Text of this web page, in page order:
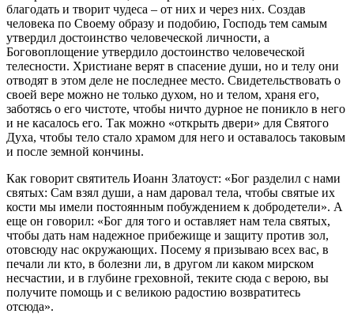
благодать и творит чудеса – от них и через них. Создав
человека по Своему образу и подобию, Господь тем самым
утвердил достоинство человеческой личности, а
Боговоплощение утвердило достоинство человеческой
телесности. Христиане верят в спасение души, но и телу они
отводят в этом деле не последнее место. Свидетельствовать о
своей вере можно не только духом, но и телом, храня его,
заботясь о его чистоте, чтобы ничто дурное не поникло в него
и не касалось его. Так можно «открыть двери» для Святого
Духа, чтобы тело стало храмом для него и оставалось таковым
и после земной кончины.
Как говорит святитель Иоанн Златоуст: «Бог разделил с нами
святых: Сам взял души, а нам даровал тела, чтобы святые их
кости мы имели постоянным побуждением к добродетели». А
еще он говорил: «Бог для того и оставляет нам тела святых,
чтобы дать нам надежное прибежище и защиту против зол,
отовсюду нас окружающих. Посему я призываю всех вас, в
печали ли кто, в болезни ли, в другом ли каком мирском
несчастии, и в глубине греховной, теките сюда с верою, вы
получите помощь и с великою радостию возвратитесь
отсюда».